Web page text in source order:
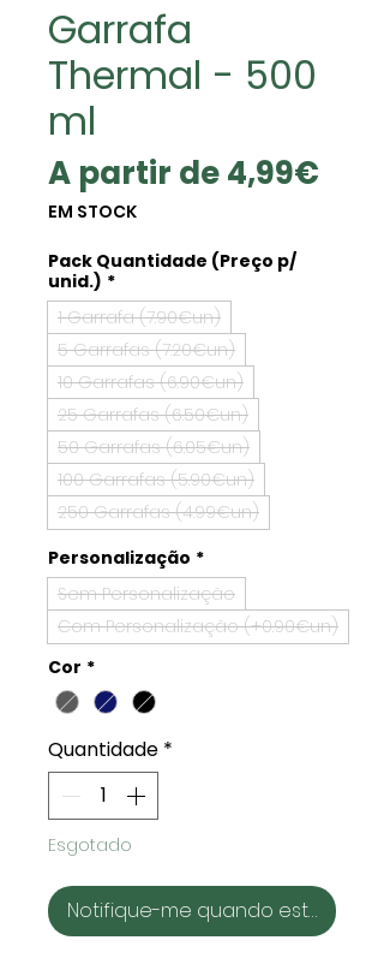
Garrafa
Thermal - 500
ml
A partir de4,99€
EM STOCK
Pack Quantidade (Preço p/
unid.) *
1 Garrafa (7.90€un)
5 Garrafas (7.20€un)
10 Garrafas (6.90€un)
25 Garrafas (6.50€un)
50 Garrafas (6.05€un)
100 Garrafas (5.90€un)
250 Garrafas (4.99€un)
Personalização *
Sem Personalização
Com Personalização (+0.90€un)
Cor *
Quantidade *
Esgotado
Notifique-me quando estiver